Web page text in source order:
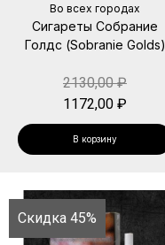
Во всех городах
Сигареты Собрание
Голдс (Sobranie Golds)
2130,00₽
1172,00 ₽
В корзину
Скидка 45%